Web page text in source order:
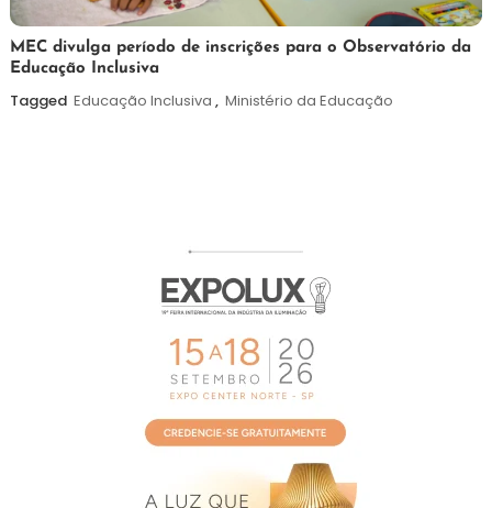
7
de
agosto
Maurilio
MEC divulga período de inscrições para o Observatório da
Educação Inclusiva
Tagged Educação Inclusiva , Ministério da Educação